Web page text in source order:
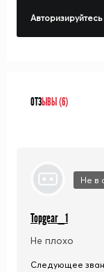
ОТЗЫВЫ (6)
Не в
Topgear_1
Не плохо
Следующее